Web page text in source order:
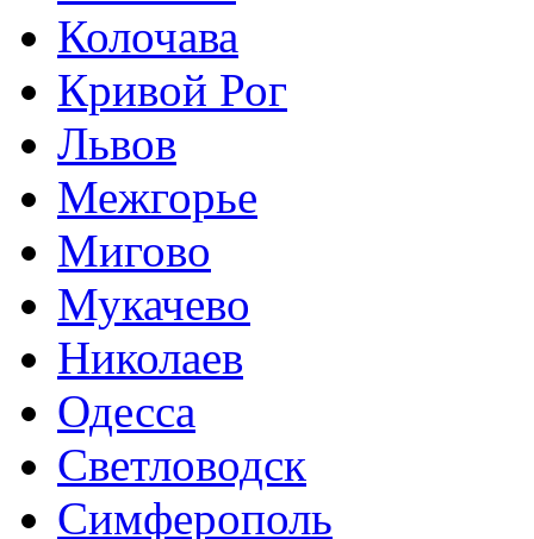
Колочава
Кривой Рог
Львов
Межгорье
Мигово
Мукачево
Николаев
Одесса
Светловодск
Симферополь